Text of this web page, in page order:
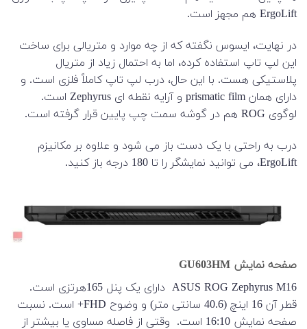
ErgoLift هم مجهز است.
در نهایت، ایسوس نگفته که از چه موارد و متریالی برای ساخت
این لپ تاپ استفاده کرده، اما به احتمال زیاد از متریال
پلاستیکی هست. با این حال، درب لپ تاپ کاملاً فلزی است. و
دارای همان prismatic film و آرایه نقطه ای Zephyrus است.
لوگوی ROG هم در گوشه سمت چپ پایین قرار گرفته است.
درب به راحتی با یک دست باز می شود و علاوه بر مکانیزم
ErgoLift، می توانید نمایشگر را تا 180 درجه باز کنید.
صفحه نمایش GU603HM
ASUS ROG Zephyrus M16 دارای یک پنل 165هرتزی است.
قطر آن 16 اینچ (40.6 سانتی متر) و وضوح FHD+ است. نسبت
صفحه نمایش 16:10 است. وقتی از فاصله مساوی یا بیشتر از